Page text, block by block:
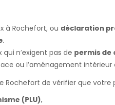
à Rochefort, ou déclaration
.
n’exigent pas de permis de
ou l’aménagement intérieur
Rochefort de vérifier que votre
(PLU),